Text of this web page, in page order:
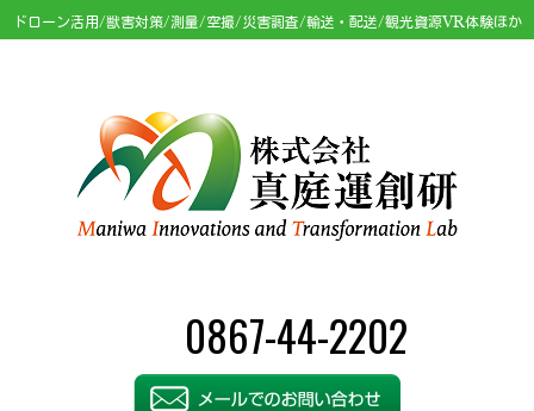
ドローン活用/獣害対策/測量/空撮/災害調査/輸送・配送/観光資源VR体験ほか
0867-44-2202